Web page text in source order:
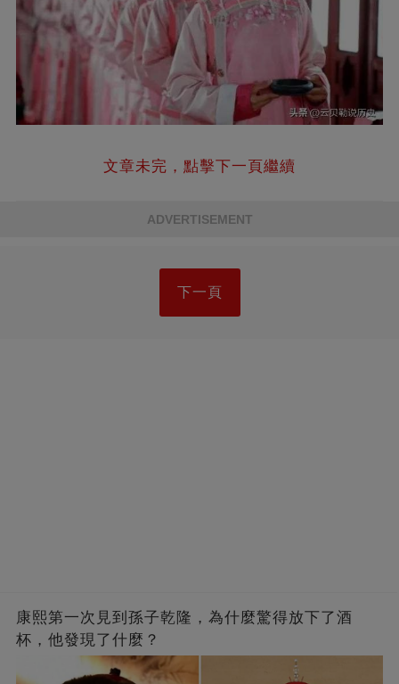
文章未完，點擊下一頁繼續
ADVERTISEMENT
下一頁
康熙第一次見到孫子乾隆，為什麼驚得放下了酒
杯，他發現了什麼？